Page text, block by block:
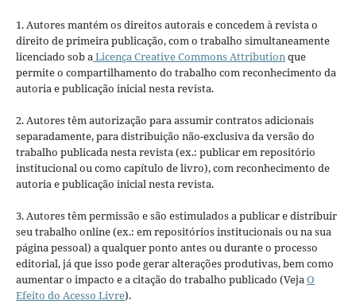
1. Autores mantém os direitos autorais e concedem à revista o
direito de primeira publicação, com o trabalho simultaneamente
licenciado sob aLicença Creative Commons Attributionque
permite o compartilhamento do trabalho com reconhecimento da
autoria e publicação inicial nesta revista.
2. Autores têm autorização para assumir contratos adicionais
separadamente, para distribuição não-exclusiva da versão do
trabalho publicada nesta revista (ex.: publicar em repositório
institucional ou como capítulo de livro), com reconhecimento de
autoria e publicação inicial nesta revista.
3. Autores têm permissão e são estimulados a publicar e distribuir
seu trabalho online (ex.: em repositórios institucionais ou na sua
página pessoal) a qualquer ponto antes ou durante o processo
editorial, já que isso pode gerar alterações produtivas, bem como
aumentar o impacto e a citação do trabalho publicado (VejaO
Efeito do Acesso Livre).